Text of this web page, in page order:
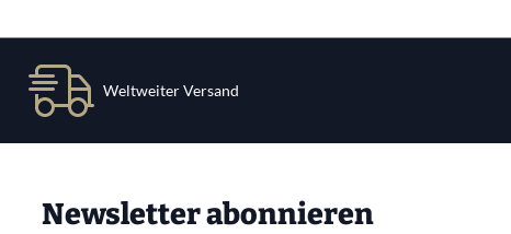
Weltweiter Versand
Newsletter abonnieren